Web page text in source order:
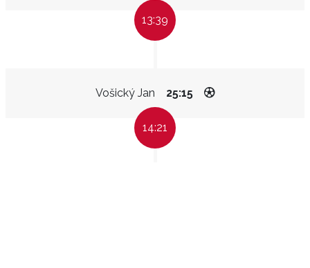
13:39
Vošický Jan 25:15
14:21